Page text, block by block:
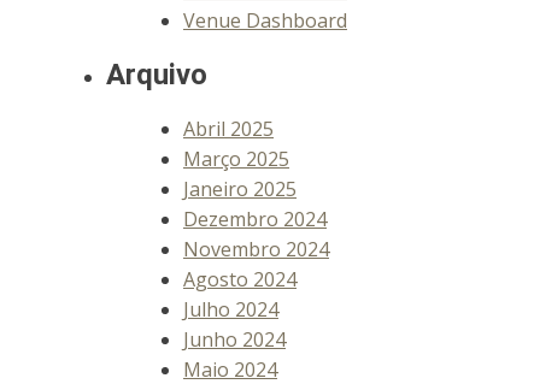
Venue Dashboard
Arquivo
Abril 2025
Março 2025
Janeiro 2025
Dezembro 2024
Novembro 2024
Agosto 2024
Julho 2024
Junho 2024
Maio 2024